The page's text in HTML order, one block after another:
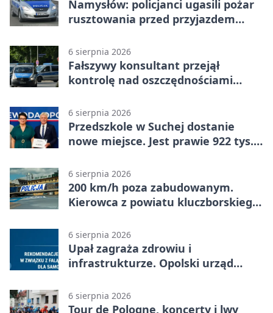
Namysłów: policjanci ugasili pożar
rusztowania przed przyjazdem
6 sierpnia 2026
Fałszywy konsultant przejął
kontrolę nad oszczędnościami
6 sierpnia 2026
Przedszkole w Suchej dostanie
nowe miejsce. Jest prawie 922 tys.
6 sierpnia 2026
200 km/h poza zabudowanym.
Kierowca z powiatu kluczborskiego
6 sierpnia 2026
Upał zagraża zdrowiu i
infrastrukturze. Opolski urząd
6 sierpnia 2026
Tour de Pologne, koncerty i lwy